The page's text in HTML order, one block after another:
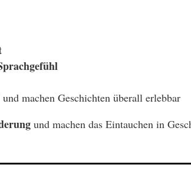
und machen Geschichten überall erlebbar
und machen das Eintauchen in